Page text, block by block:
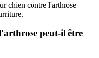
chien contre l'arthrose
peut-il être